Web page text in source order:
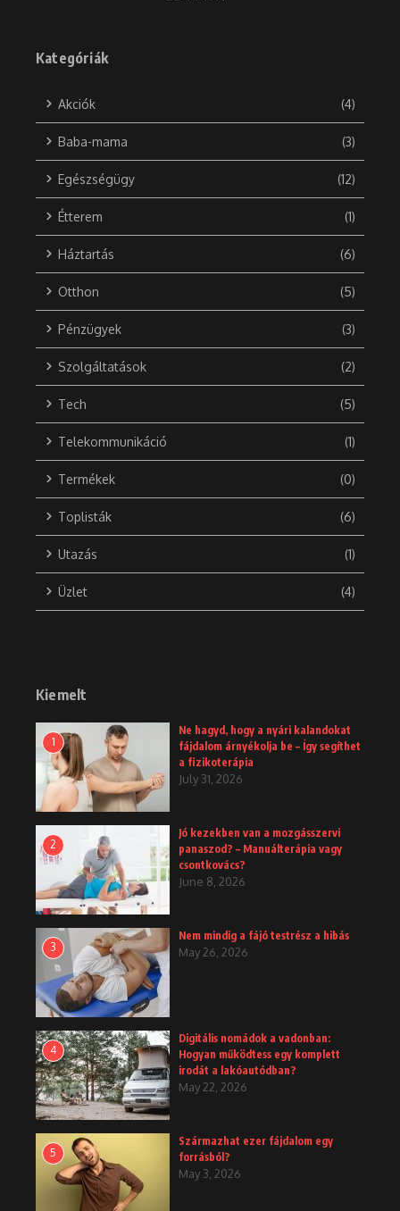
Kategóriák
Akciók (4)
Baba-mama (3)
Egészségügy (12)
Étterem (1)
Háztartás (6)
Otthon (5)
Pénzügyek (3)
Szolgáltatások (2)
Tech (5)
Telekommunikáció (1)
Termékek (0)
Toplisták (6)
Utazás (1)
Üzlet (4)
Kiemelt
1
Ne hagyd, hogy a nyári kalandokat
fájdalom árnyékolja be – Így segíthet
a fizikoterápia
July 31, 2026
2
Jó kezekben van a mozgásszervi
panaszod? – Manuálterápia vagy
csontkovács?
June 8, 2026
3
Nem mindig a fájó testrész a hibás
May 26, 2026
4
Digitális nomádok a vadonban:
Hogyan működtess egy komplett
irodát a lakóautódban?
May 22, 2026
5
Származhat ezer fájdalom egy
forrásból?
May 3, 2026